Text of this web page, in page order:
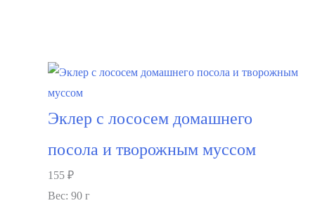
Эклер с лососем домашнего
посола и творожным муссом
155 ₽
Вес: 90 г